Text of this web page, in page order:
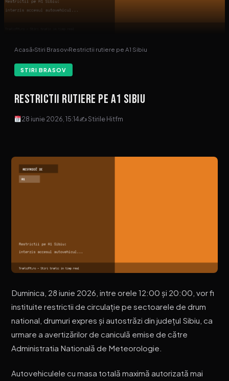
Acasă›Stiri Brasov›Restrictii rutiere pe A1 Sibiu
STIRI BRASOV
Restrictii rutiere pe A1 Sibiu
28 iunie 2026, 15:14✍ Stirile Hitfm
Duminica, 28 iunie 2026, intre orele 12:00 și 20:00, vor fi
instituite restrictii de circulație pe sectoarele de drum
national, drumuri expres și autostrăzi din județul Sibiu, ca
urmare a avertizărilor de caniculă emise de către
Administratia Natională de Meteorologie.
Autovehiculele cu masa totală maximă autorizată mai